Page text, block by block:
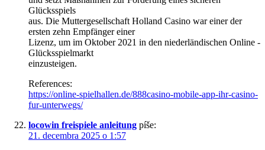
Glücksspiels
aus. Die Muttergesellschaft Holland Casino war einer der
ersten zehn Empfänger einer
Lizenz, um im Oktober 2021 in den niederländischen Online -
Glücksspielmarkt
einzusteigen.
References:
https://online-spielhallen.de/888casino-mobile-app-ihr-casino-
fur-unterwegs/
locowin freispiele anleitung píše:
21. decembra 2025 o 1:57